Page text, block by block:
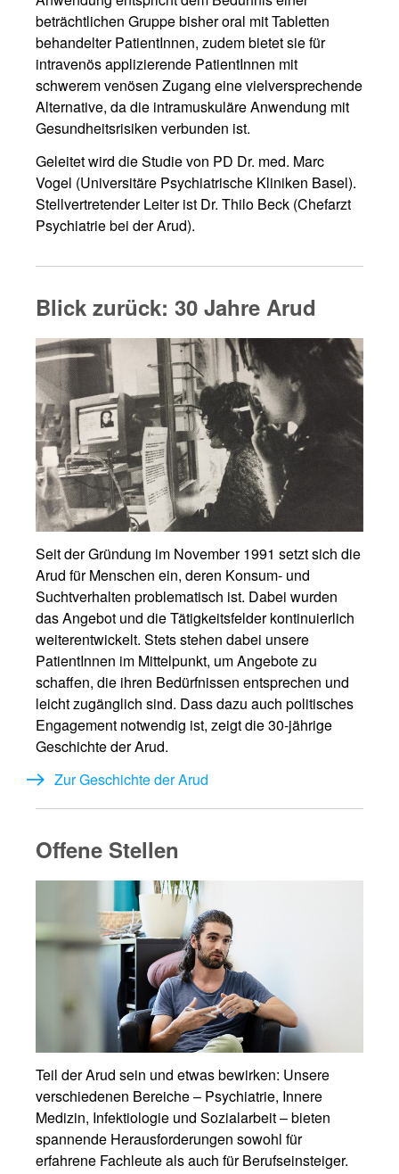
beträchtlichen Gruppe bisher oral mit Tabletten
behandelter PatientInnen, zudem bietet sie für
intravenös applizierende PatientInnen mit
schwerem venösen Zugang eine vielversprechende
Alternative, da die intramuskuläre Anwendung mit
Gesundheitsrisiken verbunden ist.
Geleitet wird die Studie von PD Dr. med. Marc
Vogel (Universitäre Psychiatrische Kliniken Basel).
Stellvertretender Leiter ist Dr. Thilo Beck (Chefarzt
Psychiatrie bei der Arud).
Blick zurück: 30 Jahre Arud
Seit der Gründung im November 1991 setzt sich die
Arud für Menschen ein, deren Konsum- und
Suchtverhalten problematisch ist. Dabei wurden
das Angebot und die Tätigkeitsfelder kontinuierlich
weiterentwickelt. Stets stehen dabei unsere
PatientInnen im Mittelpunkt, um Angebote zu
schaffen, die ihren Bedürfnissen entsprechen und
leicht zugänglich sind. Dass dazu auch politisches
Engagement notwendig ist, zeigt die 30-jährige
Geschichte der Arud.
Zur Geschichte der Arud
Offene Stellen
Teil der Arud sein und etwas bewirken: Unsere
verschiedenen Bereiche – Psychiatrie, Innere
Medizin, Infektiologie und Sozialarbeit – bieten
spannende Herausforderungen sowohl für
erfahrene Fachleute als auch für Berufseinsteiger.